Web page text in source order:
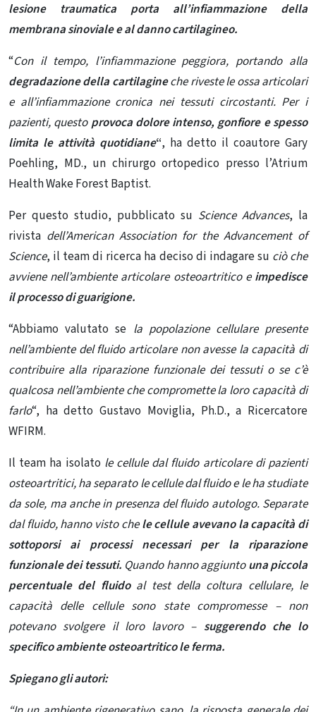
lesione traumatica porta all’infiammazione della
membrana sinoviale e al danno cartilagineo.
“Con il tempo, l’infiammazione peggiora, portando alla
degradazione della cartilagineche riveste le ossa articolari
e all’infiammazione cronica nei tessuti circostanti. Per i
pazienti, questoprovoca dolore intenso, gonfiore e spesso
limita le attività quotidiane“, ha detto il coautore Gary
Poehling, MD., un chirurgo ortopedico presso l’Atrium
Health Wake Forest Baptist.
Per questo studio, pubblicato su Science Advances, la
rivista dell’American Association for the Advancement of
Science, il team di ricerca ha deciso di indagare su ciò che
avviene nell’ambiente articolare osteoartritico e impedisce
il processo di guarigione.
“Abbiamo valutato se la popolazione cellulare presente
nell’ambiente del fluido articolare non avesse la capacità di
contribuire alla riparazione funzionale dei tessuti o se c’è
qualcosa nell’ambiente che compromette la loro capacità di
farlo“, ha detto Gustavo Moviglia, Ph.D., a Ricercatore
WFIRM.
Il team ha isolato le cellule dal fluido articolare di pazienti
osteoartritici, ha separato le cellule dal fluido e le ha studiate
da sole, ma anche in presenza del fluido autologo. Separate
dal fluido, hanno visto chele cellule avevano la capacità di
sottoporsi ai processi necessari per la riparazione
funzionale dei tessuti. Quando hanno aggiuntouna piccola
percentuale del fluidoal test della coltura cellulare, le
capacità delle cellule sono state compromesse – non
potevano svolgere il loro lavoro – suggerendo che lo
specifico ambiente osteoartritico le ferma.
Spiegano gli autori: